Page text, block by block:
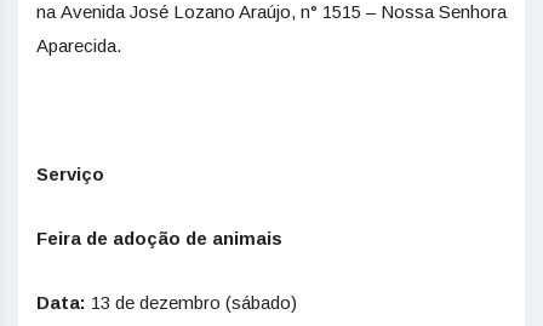
na Avenida José Lozano Araújo, n° 1515 – Nossa Senhora
Aparecida.
Serviço
Feira de adoção de animais
Data: 13 de dezembro (sábado)